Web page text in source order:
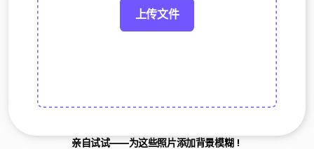
上传文件
亲自试试——为这些照片添加背景模糊！